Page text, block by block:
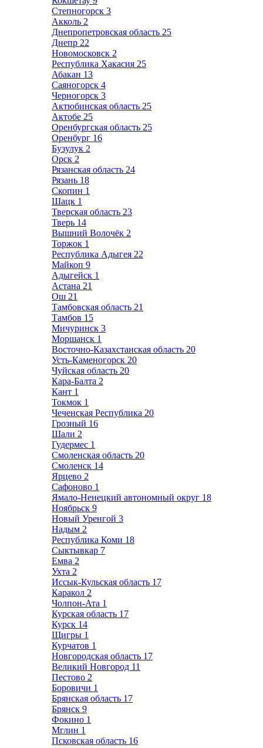
Степногорск 3
Акколь 2
Днепропетровская область 25
Днепр 22
Новомосковск 2
Республика Хакасия 25
Абакан 13
Саяногорск 4
Черногорск 3
Актюбинская область 25
Актобе 25
Оренбургская область 25
Оренбург 16
Бузулук 2
Орск 2
Рязанская область 24
Рязань 18
Скопин 1
Шацк 1
Тверская область 23
Тверь 14
Вышний Волочёк 2
Торжок 1
Республика Адыгея 22
Майкоп 9
Адыгейск 1
Астана 21
Ош 21
Тамбовская область 21
Тамбов 15
Мичуринск 3
Моршанск 1
Восточно-Казахстанская область 20
Усть-Каменогорск 20
Чуйская область 20
Кара-Балта 2
Кант 1
Токмок 1
Чеченская Республика 20
Грозный 16
Шали 2
Гудермес 1
Смоленская область 20
Смоленск 14
Ярцево 2
Сафоново 1
Ямало-Ненецкий автономный округ 18
Ноябрьск 9
Новый Уренгой 3
Надым 2
Республика Коми 18
Сыктывкар 7
Емва 2
Ухта 2
Иссык-Кульская область 17
Каракол 2
Чолпон-Ата 1
Курская область 17
Курск 14
Щигры 1
Курчатов 1
Новгородская область 17
Великий Новгород 11
Пестово 2
Боровичи 1
Брянская область 17
Брянск 9
Фокино 1
Мглин 1
Псковская область 16